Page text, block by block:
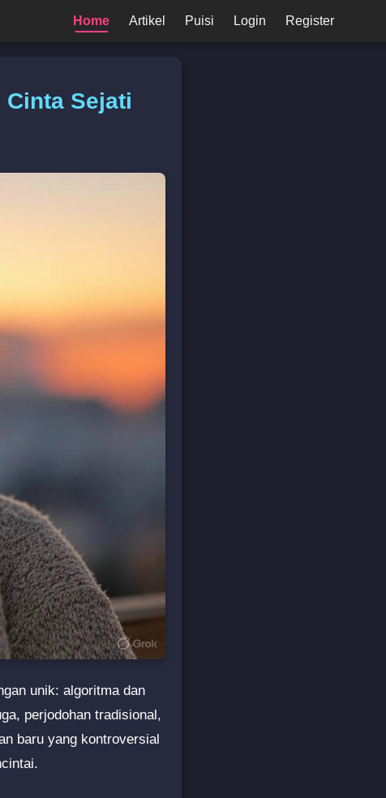
Home Artikel Puisi Login Register
Sejati
unik: algoritma dan
perjodohan tradisional,
baru yang kontroversial